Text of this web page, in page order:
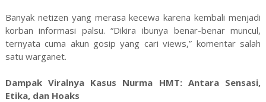
Banyak netizen yang merasa kecewa karena kembali menjadi
korban informasi palsu. “Dikira ibunya benar-benar muncul,
ternyata cuma akun gosip yang cari views,” komentar salah
satu warganet.
Dampak Viralnya Kasus Nurma HMT: Antara Sensasi,
Etika, dan Hoaks